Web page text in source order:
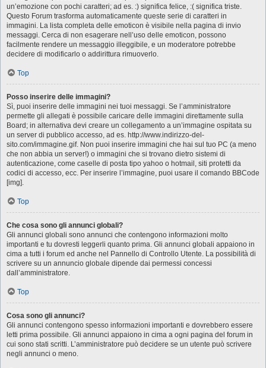
un’emozione con pochi caratteri; ad es. :) significa felice, :( significa triste.
Questo Forum trasforma automaticamente queste serie di caratteri in
immagini. La lista completa delle emoticon è visibile nella pagina di invio
messaggi. Cerca di non esagerare nell’uso delle emoticon, possono
facilmente rendere un messaggio illeggibile, e un moderatore potrebbe
decidere di modificarlo o addirittura rimuoverlo.
Top
Posso inserire delle immagini?
Sì, puoi inserire delle immagini nei tuoi messaggi. Se l’amministratore
permette gli allegati è possibile caricare delle immagini direttamente sulla
Board; in alternativa devi creare un collegamento a un’immagine ospitata su
un server di pubblico accesso, ad es. http://www.indirizzo-del-
sito.com/immagine.gif. Non puoi inserire immagini che hai sul tuo PC (a meno
che non abbia un server!) o immagini che si trovano dietro sistemi di
autenticazione, come caselle di posta tipo yahoo o hotmail, siti protetti da
codici di accesso, ecc. Per inserire l’immagine, puoi usare il comando BBCode
[img].
Top
Che cosa sono gli annunci globali?
Gli annunci globali sono annunci che contengono informazioni molto
importanti e tu dovresti leggerli quanto prima. Gli annunci globali appaiono in
cima a tutti i forum ed anche nel Pannello di Controllo Utente. La possibilità di
scrivere su un annuncio globale dipende dai permessi concessi
dall’amministratore.
Top
Cosa sono gli annunci?
Gli annunci contengono spesso informazioni importanti e dovrebbero essere
letti prima possibile. Gli annunci appaiono in cima a ogni pagina del forum in
cui sono stati scritti. L’amministratore può decidere se un utente può scrivere
negli annunci o meno.